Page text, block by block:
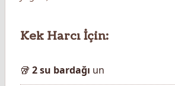
Kek Harcı İçin:
🥡 2 su bardağı un